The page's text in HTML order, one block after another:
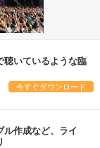
聴いているような臨
今すぐダウンロード
ル作成など、ライ